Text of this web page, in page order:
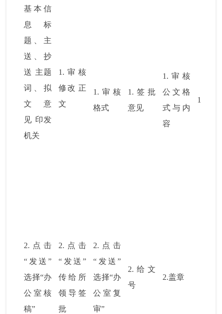
基本信
息
标
题、主
送、抄
送 主题
词、拟
文意
见 印发
机关
1. 审核
修改 正
文
1. 审核
格式
1. 签批
意见
1. 审核
公文格
式与内
容
1.
2. 点击
“发送”
选择“办
公室核
稿”
2. 点击
“发送”
传给所
领导签
批
2. 点击
“发送”
选择“办
公室复
审”
2. 给文
号
2.盖章